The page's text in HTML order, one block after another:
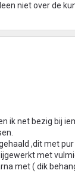
niet over de
ik net bezig bij
,dit met pur
met
met ( dik